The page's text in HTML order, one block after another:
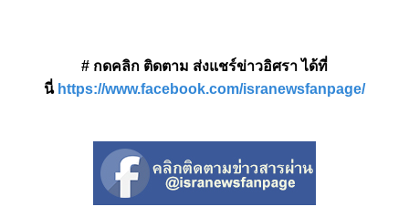
# กดคลิก ติดตาม ส่งแชร์ข่าวอิศรา ได้ที่
นี่ https://www.facebook.com/isranewsfanpage/